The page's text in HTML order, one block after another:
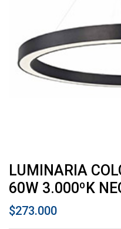
LUMINARIA
60W 3.000ºK
$273.000